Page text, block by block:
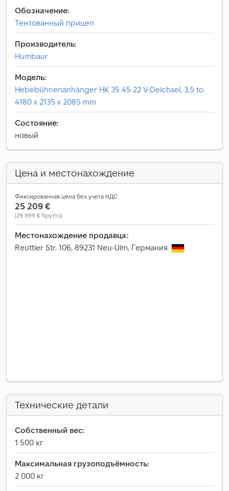
Обозначение:
Тентованный прицеп
Производитель:
Humbaur
Модель:
Hebebühnenanhänger HK 35 45 22 V-Deichsel, 3,5 to.
4180 x 2135 x 2085 mm
Состояние:
новый
Цена и местонахождение
Фиксированная цена без учета НДС
25 209 €
(29 999 € брутто)
Местонахождение продавца:
Reuttier Str. 106, 89231 Neu-Ulm, Германия
Технические детали
Собственный вес:
1 500 кг
Максимальная грузоподъёмность:
2 000 кг